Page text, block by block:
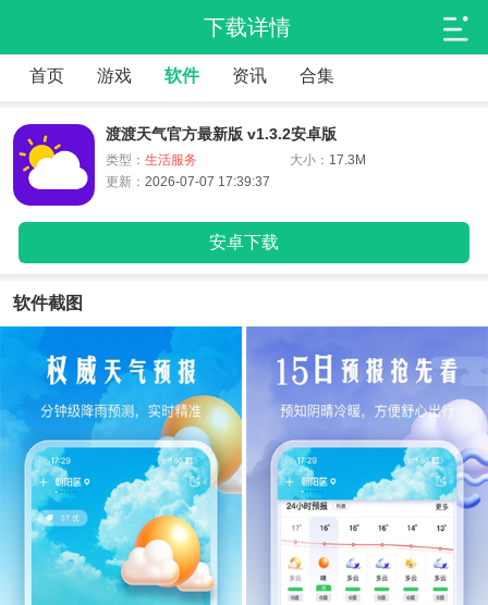
下载详情
首页 游戏 软件 资讯 合集
渡渡天气官方最新版 v1.3.2安卓版
类型： 生活服务 大小： 17.3M
更新： 2026-07-07 17:39:37
安卓下载
软件截图